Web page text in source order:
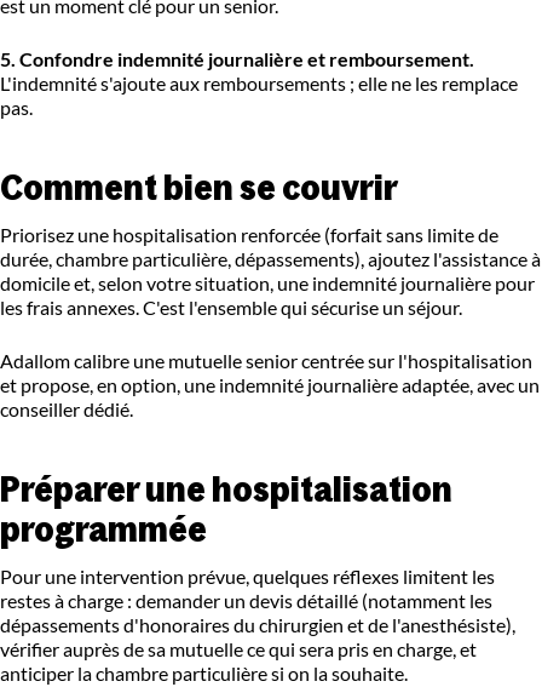
est un moment clé pour un senior.
5. Confondre indemnité journalière et remboursement.
L'indemnité s'ajoute aux remboursements ; elle ne les remplace
pas.
Comment bien se couvrir
Priorisez une hospitalisation renforcée (forfait sans limite de
durée, chambre particulière, dépassements), ajoutez l'assistance à
domicile et, selon votre situation, une indemnité journalière pour
les frais annexes. C'est l'ensemble qui sécurise un séjour.
Adallom calibre une mutuelle senior centrée sur l'hospitalisation
et propose, en option, une indemnité journalière adaptée, avec un
conseiller dédié.
Préparer une hospitalisation
programmée
Pour une intervention prévue, quelques réflexes limitent les
restes à charge : demander un devis détaillé (notamment les
dépassements d'honoraires du chirurgien et de l'anesthésiste),
vérifier auprès de sa mutuelle ce qui sera pris en charge, et
anticiper la chambre particulière si on la souhaite.